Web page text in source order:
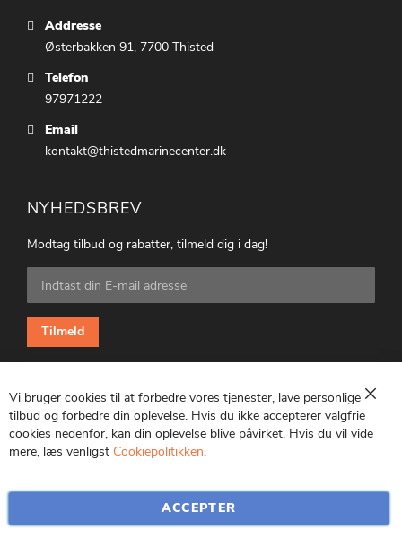
Addresse
Østerbakken 91, 7700 Thisted
Telefon
97971222
Email
kontakt@thistedmarinecenter.dk
NYHEDSBREV
Modtag tilbud og rabatter, tilmeld dig i dag!
Tilmeld
dig
vores
nyhedsbrev:
Tilmeld
CVR: 25847369
Luk
Vi bruger cookies til at forbedre vores tjenester, lave personlige
tilbud og forbedre din oplevelse. Hvis du ikke accepterer valgfrie
cookies nedenfor, kan din oplevelse blive påvirket. Hvis du vil vide
mere, læs venligst Cookiepolitikken.
ACCEPTER